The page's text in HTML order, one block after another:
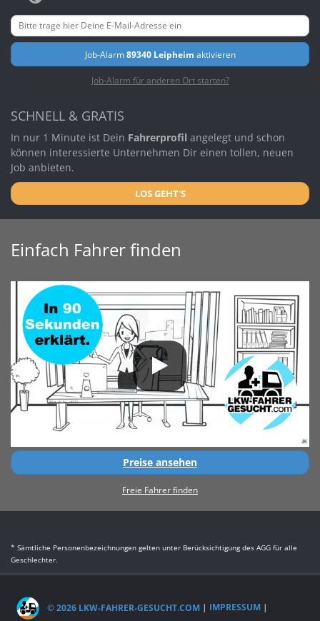
Job-Alarm89340 Leipheim aktivieren
Job-Alarm für anderen Ort starten?
SCHNELL & GRATIS
In nur 1 Minute ist Dein Fahrerprofil angelegt und schon
können interessierte Unternehmen Dir einen tollen, neuen
Job anbieten.
LOS GEHT'S
Einfach Fahrer finden
Preise ansehen
Freie Fahrer finden
* Sämtliche Personenbezeichnungen gelten unter Berücksichtigung des AGG für alle
Geschlechter.
© 2026 LKW-FAHRER-GESUCHT.COM | IMPRESSUM |